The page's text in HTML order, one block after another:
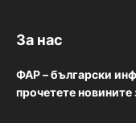
За нас
ФАР – български
прочетете новините